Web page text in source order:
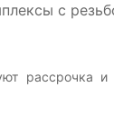
с
рассрочка и